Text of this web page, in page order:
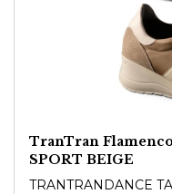
TranTran Flamenco
SPORT BEIGE
TRANTRANDANCE